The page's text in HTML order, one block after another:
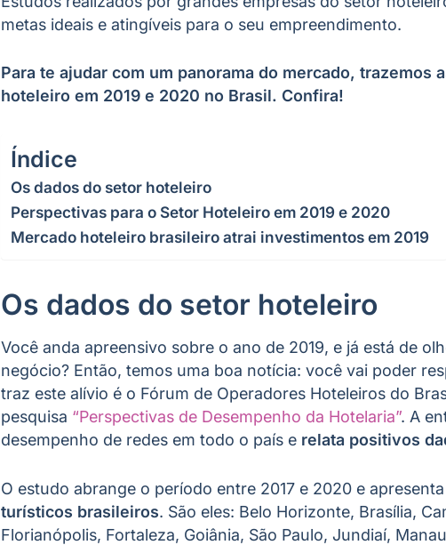
metas ideais e atingíveis para o seu empreendimento.
Para te ajudar com um panorama do mercado, trazemos
hoteleiro em 2019 e 2020 no Brasil. Confira!
Índice
Os dados do setor hoteleiro
Perspectivas para o Setor Hoteleiro em 2019 e 2020
Mercado hoteleiro brasileiro atrai investimentos em 2019
Os dados do setor hoteleiro
Você anda apreensivo sobre o ano de 2019, e já está de
negócio? Então, temos uma boa notícia: você vai poder
traz este alívio é o Fórum de Operadores Hoteleiros do
pesquisa “Perspectivas de Desempenho da Hotelaria”. A
desempenho de redes em todo o país e relata positivos
O estudo abrange o período entre 2017 e 2020 e
turísticos brasileiros. São eles: Belo Horizonte, Brasília,
Florianópolis, Fortaleza, Goiânia, São Paulo, Jundiaí,